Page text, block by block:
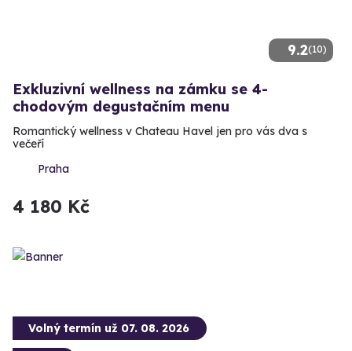
9.2(10)
Exkluzivní wellness na zámku se 4-
chodovým degustačním menu
Romantický wellness v Chateau Havel jen pro vás dva s
večeří
Praha
4 180 Kč
Volný termín už 07. 08. 2026